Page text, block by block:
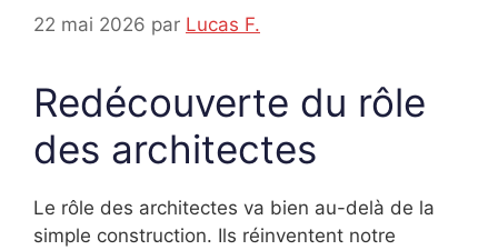
22 mai 2026 par Lucas F.
Redécouverte du rôle
des architectes
Le rôle des architectes va bien au-delà de la
simple construction. Ils réinventent notre